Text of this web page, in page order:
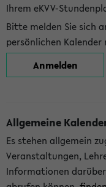
Ihrem eKVV-
Bitte melden Sie sich
persönlichen Kalender
Anmelden
Allgemeine
Es stehen allgemein
Veranstaltungen,
Informationen